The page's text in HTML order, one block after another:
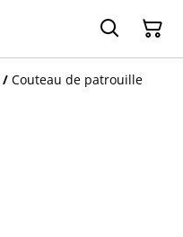
/ Couteau de patrouille